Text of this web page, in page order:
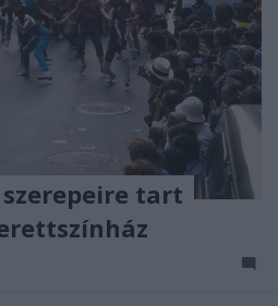
szerepeire tart